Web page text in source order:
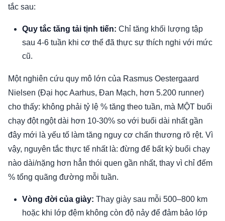
tắc sau:
Quy tắc tăng tải tịnh tiến: Chỉ tăng khối lượng tập
sau 4-6 tuần khi cơ thể đã thực sự thích nghi với mức
cũ.
Một nghiên cứu quy mô lớn của Rasmus Oestergaard
Nielsen (Đại học Aarhus, Đan Mạch, hơn 5.200 runner)
cho thấy: không phải tỷ lệ % tăng theo tuần, mà MỘT buổi
chạy đột ngột dài hơn 10-30% so với buổi dài nhất gần
đây mới là yếu tố làm tăng nguy cơ chấn thương rõ rệt. Vì
vậy, nguyên tắc thực tế nhất là: đừng để bất kỳ buổi chạy
nào dài/nặng hơn hẳn thói quen gần nhất, thay vì chỉ đếm
% tổng quãng đường mỗi tuần.
Vòng đời của giày: Thay giày sau mỗi 500–800 km
hoặc khi lớp đệm không còn độ nảy để đảm bảo lớp